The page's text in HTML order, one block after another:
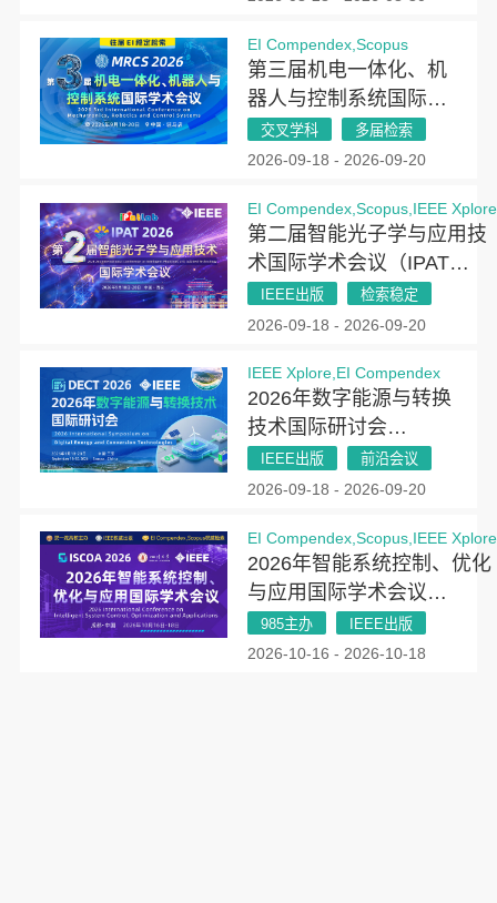
2026）
EI Compendex,Scopus
第三届机电一体化、机
器人与控制系统国际学
术会议(MRCS 2026)
交叉学科 多届检索
2026-09-18 - 2026-09-20
EI Compendex,Scopus,IEEE Xplore
第二届智能光子学与应用技
术国际学术会议（IPAT
2026）
IEEE出版 检索稳定
2026-09-18 - 2026-09-20
IEEE Xplore,EI Compendex
2026年数字能源与转换
技术国际研讨会
（DECT 2026）
IEEE出版 前沿会议
2026-09-18 - 2026-09-20
EI Compendex,Scopus,IEEE Xplore
2026年智能系统控制、优化
与应用国际学术会议
（ISCOA 2026）
985主办 IEEE出版
2026-10-16 - 2026-10-18